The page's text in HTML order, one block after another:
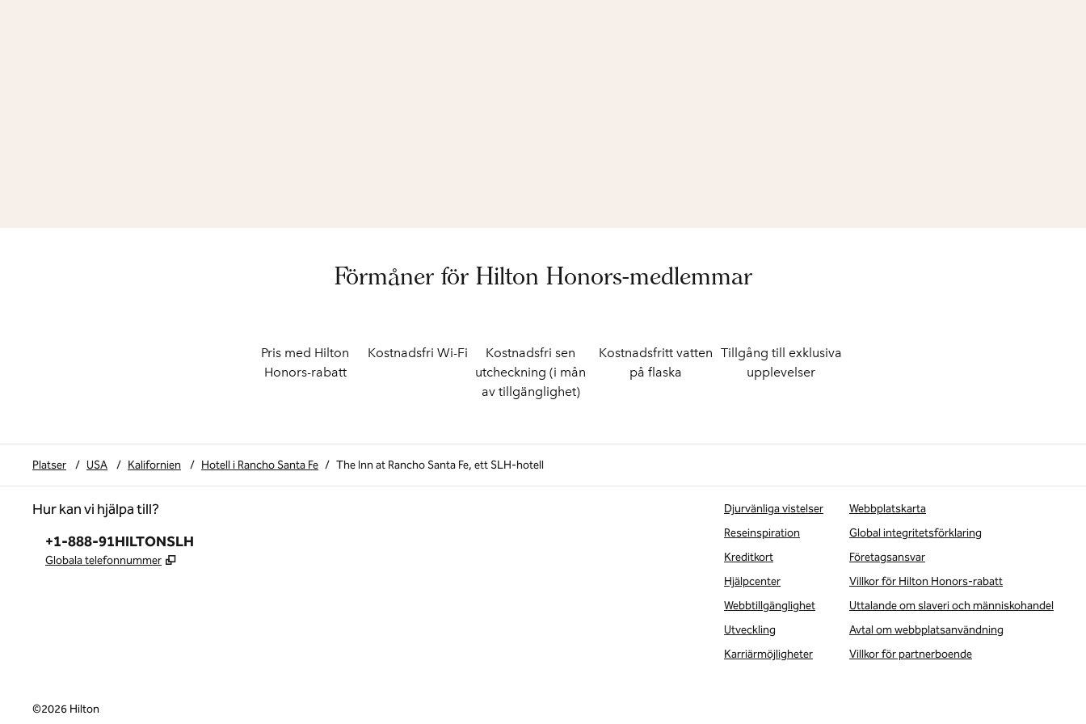
Förmåner för Hilton Honors-medlemmar
Pris med Hilton
Honors-rabatt
Kostnadsfri Wi-Fi
Kostnadsfri sen
utcheckning (i mån
av tillgänglighet)
Kostnadsfritt vatten
på flaska
Tillgång till exklusiva
upplevelser
Platser / USA / Kalifornien / Hotell i Rancho Santa Fe / The Inn at Rancho Santa Fe, ett SLH-hotell
Hur kan vi hjälpa till?
Telefon:
+1-888-91HILTONSLH
Globala telefonnummer ,
Djurvänliga vistelser
Reseinspiration
Kreditkort
Hjälpcenter
Webbtillgänglighet
Utveckling
Karriärmöjligheter
Webbplatskarta
Global integritetsförklaring
Företagsansvar
Villkor för Hilton Honors-rabatt
Uttalande om slaveri och människohandel
Avtal om webbplatsanvändning
Villkor för partnerboende
©2026 Hilton